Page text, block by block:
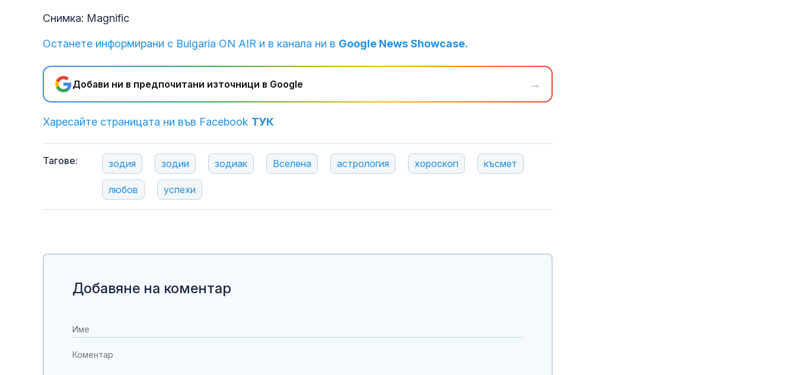
Снимка: Magnific
Останете информирани с Bulgaria ON AIR и в канала ни в Google News Showcase.
Добави ни в предпочитани източници в Google →
Харесайте страницата ни във Facebook ТУК
Тагове: зодия зодии зодиак Вселена астрология хороскоп късмет
любов успехи
Добавяне на коментар